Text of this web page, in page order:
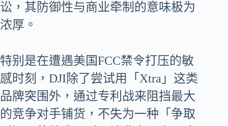
讼，其防御性与商业牵制的意味极为
浓厚。
特别是在遭遇美国FCC禁令打压的敏
感时刻，DJI除了尝试用「Xtra」这类
品牌突围外，通过专利战来阻挡最大
的竞争对手铺货，不失为一种「争取